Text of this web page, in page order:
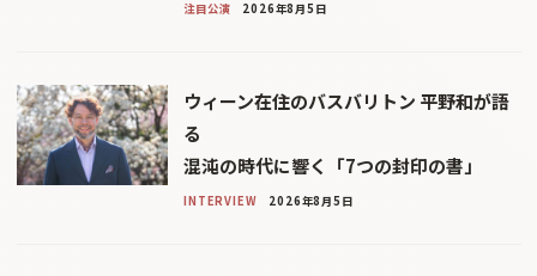
注目公演 2026年8月5日
ウィーン在住のバスバリトン 平野和が語
る
混沌の時代に響く「7つの封印の書」
INTERVIEW 2026年8月5日